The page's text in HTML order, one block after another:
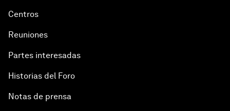
Centros
Reuniones
Partes interesadas
Historias del Foro
Notas de prensa